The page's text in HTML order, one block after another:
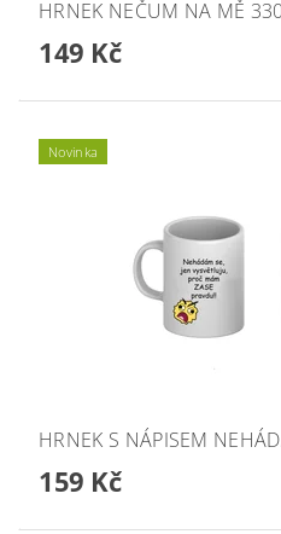
HRNEK NEČUM NA MĚ
149 Kč
Novinka
HRNEK S NÁPISEM
159 Kč